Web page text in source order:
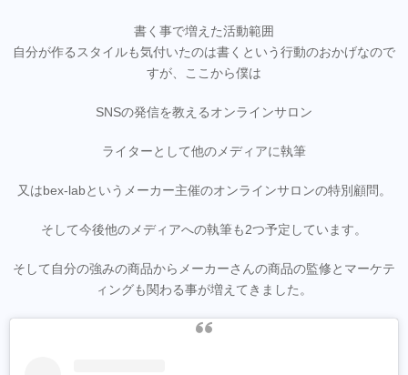
書く事で増えた活動範囲
自分が作るスタイルも気付いたのは書くという行動のおかげなので
すが、ここから僕は
SNSの発信を教えるオンラインサロン
ライターとして他のメディアに執筆
又はbex-labというメーカー主催のオンラインサロンの特別顧問。
そして今後他のメディアへの執筆も2つ予定しています。
そして自分の強みの商品からメーカーさんの商品の監修とマーケテ
ィングも関わる事が増えてきました。